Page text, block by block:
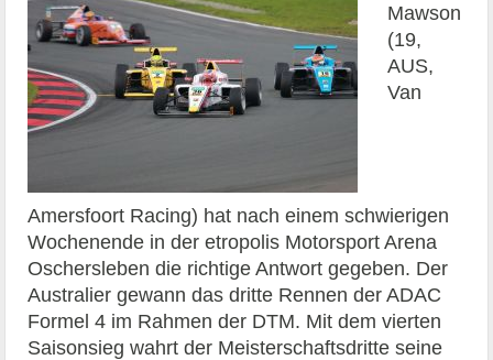
Mawson
(19,
AUS,
Van
Amersfoort Racing) hat nach einem schwierigen
Wochenende in der etropolis Motorsport Arena
Oschersleben die richtige Antwort gegeben. Der
Australier gewann das dritte Rennen der ADAC
Formel 4 im Rahmen der DTM. Mit dem vierten
Saisonsieg wahrt der Meisterschaftsdritte seine